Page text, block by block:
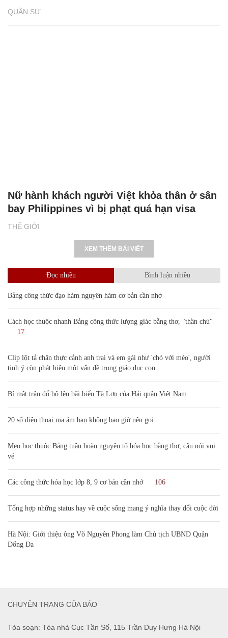
QUÂN SỰ
THẾ GIỚI
Nữ hành khách người Việt khỏa thân ở sân
bay Philippines vì bị phạt quá hạn visa
XEM THÊM BÀI VIẾT
Đọc nhiều Bình luận nhiều
Bảng công thức đạo hàm nguyên hàm cơ bản cần nhớ
Cách học thuộc nhanh Bảng công thức lượng giác bằng thơ, "thần chú"
17
Clip lột tả chân thực cảnh anh trai và em gái như 'chó với mèo', người
tinh ý còn phát hiện một vấn đề trong giáo dục con
Bí mật trận đổ bộ lên bãi biển Tà Lơn của Hải quân Việt Nam
20 số điện thoại ma ám bạn không bao giờ nên gọi
Mẹo học thuộc Bảng tuần hoàn nguyên tố hóa học bằng thơ, câu nói vui
vẻ
Các công thức hóa học lớp 8, 9 cơ bản cần nhớ 106
Tổng hợp những status hay về cuộc sống mang ý nghĩa thay đổi cuộc đời
Hà Nội: Giới thiệu ông Võ Nguyên Phong làm Chủ tịch UBND Quận
Đống Đa
Tòa soạn: Tòa nhà Cục Tần Số, 115 Trần Duy Hưng Hà Nội
CHUYÊN TRANG CỦA BÁO